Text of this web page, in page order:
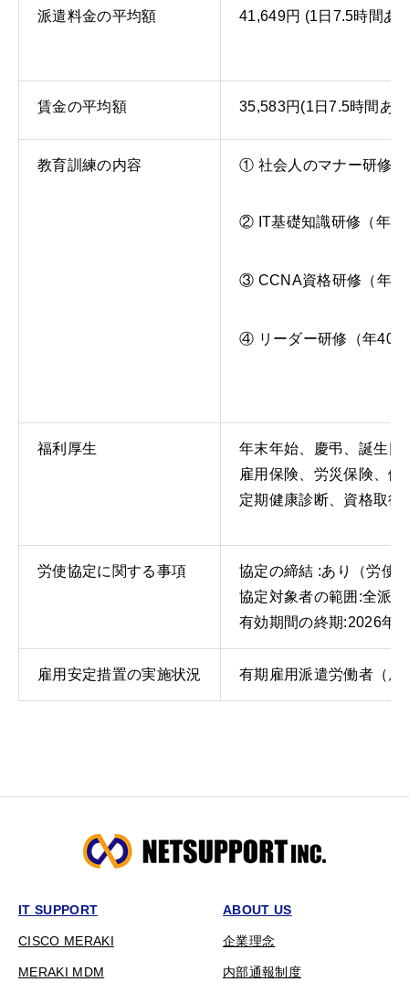
派遣料金の平均額 41,649円 (1 日7.5時間あ
賃金の平均額 35,583円(1日7.5時間あ
教育訓練の内容 ① 社会人のマナー研修
② IT基礎知識研修（年
③ CCNA資格研修（年
④ リーダー研修（年40
福利厚生
年末年始、慶弔、誕生
雇用保険、労災保険、
定期健康診断、資格取得
労使協定に関する事項
協定の締結 :あり（労使
協定対象者の範囲:全派
有効期間の終期:2026年
雇用安定措置の実施状況 有期雇用派遣労働者（
IT SUPPORT
CISCO MERAKI
MERAKI MDM
ABOUT US
企業理念
内部通報制度